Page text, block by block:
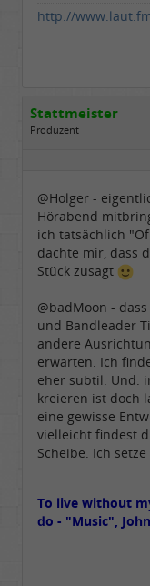
http://
Stattmeister
Produzent
@Holger -
Hörabend
ich tatsächlich
dachte mir, dass
Stück zusagt
@badMoon -
und Bandleader
andere
erwarten. Ich
eher subtil. Und:
kreieren ist doch
eine gewisse
vielleicht findest
Scheibe. Ich
To live without
do - "Music",